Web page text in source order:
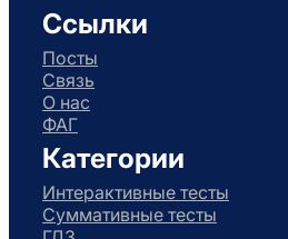
Ссылки
Посты
Связь
О нас
ФАГ
Категории
Интерактивные тесты
Суммативные тесты